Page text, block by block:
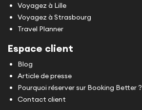
Voyagez à Lille
Voyagez à Strasbourg
Travel Planner
Espace client
Blog
Article de presse
Pourquoi réserver sur Booking Better ?
Contact client